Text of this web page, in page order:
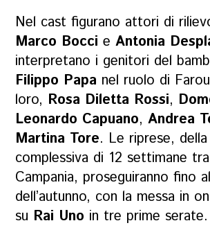
Nel cast figurano attori di
Marco Bocci eAntonia
interpretano i genitori del
Filippo Papa nel ruolo di
loro, Rosa Diletta Rossi,
Leonardo Capuano,Andrea
Martina Tore. Le riprese,
complessiva di 12 settimane
Campania, proseguiranno fino
dell’autunno, con la messa in
su Rai Uno in tre prime serate.